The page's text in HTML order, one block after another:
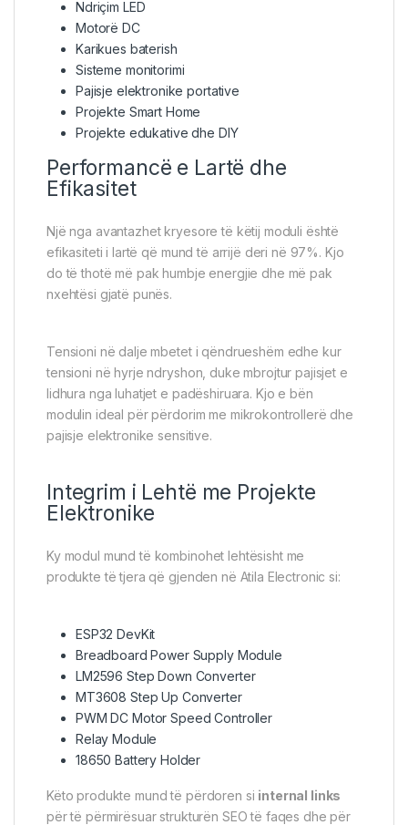
Ndriçim LED
Motorë DC
Karikues baterish
Sisteme monitorimi
Pajisje elektronike portative
Projekte Smart Home
Projekte edukative dhe DIY
Performancë e Lartë dhe
Efikasitet
Një nga avantazhet kryesore të këtij moduli është
efikasiteti i lartë që mund të arrijë deri në 97%. Kjo
do të thotë më pak humbje energjie dhe më pak
nxehtësi gjatë punës.
Tensioni në dalje mbetet i qëndrueshëm edhe kur
tensioni në hyrje ndryshon, duke mbrojtur pajisjet e
lidhura nga luhatjet e padëshiruara. Kjo e bën
modulin ideal për përdorim me mikrokontrollerë dhe
pajisje elektronike sensitive.
Integrim i Lehtë me Projekte
Elektronike
Ky modul mund të kombinohet lehtësisht me
produkte të tjera që gjenden në Atila Electronic si:
ESP32 DevKit
Breadboard Power Supply Module
LM2596 Step Down Converter
MT3608 Step Up Converter
PWM DC Motor Speed Controller
Relay Module
18650 Battery Holder
Këto produkte mund të përdoren si internal links
për të përmirësuar strukturën SEO të faqes dhe për